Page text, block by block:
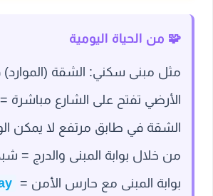
مثل مبنى سكني: الشقة (الموارد)
الأرضي تفتح على الشارع مباشرة
الشقة في طابق مرتفع لا يمكن
من خلال بوابة المبنى والدرج =
بوابة المبنى مع حارس الأمن =